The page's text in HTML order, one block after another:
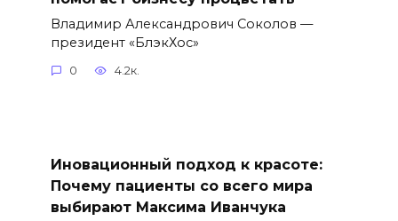
Владимир Александрович Соколов —
президент «БлэкХос»
0 4.2к.
Иновационный подход к красоте:
Почему пациенты со всего мира
выбирают Максима Иванчука